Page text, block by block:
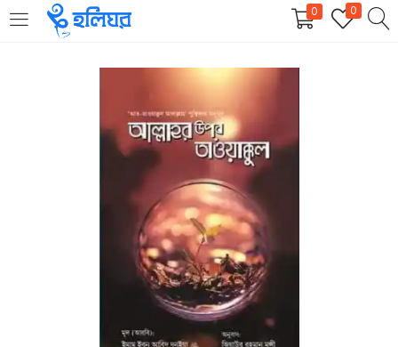
0 0
LOGIN REGISTER
Enter your username and password to login.
Remember me
Login
Lost password?